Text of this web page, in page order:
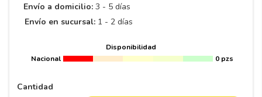
Envío a domicilio: 3 - 5 días
Envío en sucursal: 1 - 2 días
Disponibilidad
Nacional
0 pzs
Cantidad